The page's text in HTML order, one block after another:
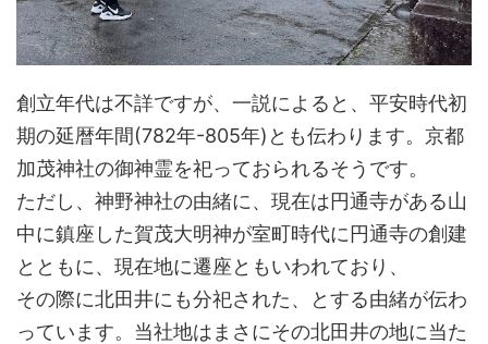
創立年代は不詳ですが、一説によると、平安時代初
期の延暦年間(782年-805年)とも伝わります。京都
加茂神社の御神霊を祀っておられるそうです。
ただし、神野神社の由緒に、現在は円通寺がある山
中に鎮座した賀茂大明神が室町時代に円通寺の創建
とともに、現在地に遷座ともいわれており、
その際に北田井にも分祀された、とする由緒が伝わ
っています。当社地はまさにその北田井の地に当た